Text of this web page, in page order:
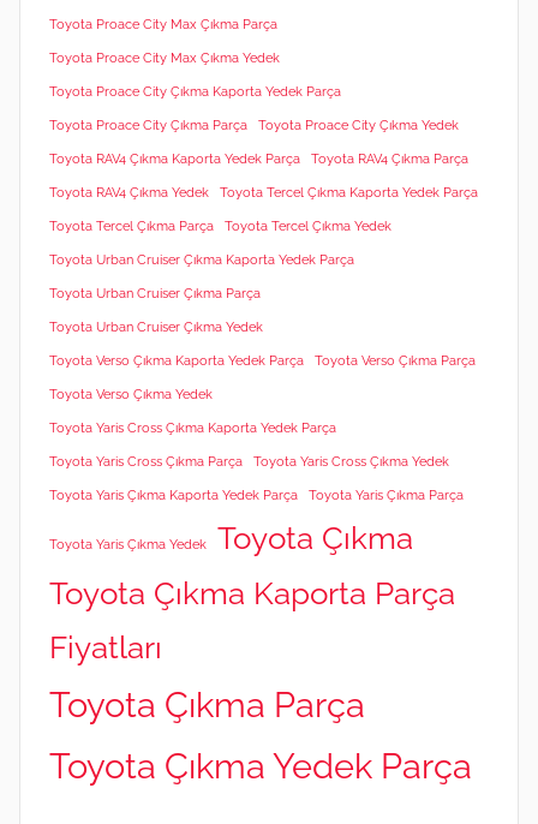
Toyota Proace City Max Çıkma Parça
Toyota Proace City Max Çıkma Yedek
Toyota Proace City Çıkma Kaporta Yedek Parça
Toyota Proace City Çıkma Parça Toyota Proace City Çıkma Yedek
Toyota RAV4 Çıkma Kaporta Yedek Parça Toyota RAV4 Çıkma Parça
Toyota RAV4 Çıkma Yedek Toyota Tercel Çıkma Kaporta Yedek Parça
Toyota Tercel Çıkma Parça Toyota Tercel Çıkma Yedek
Toyota Urban Cruiser Çıkma Kaporta Yedek Parça
Toyota Urban Cruiser Çıkma Parça
Toyota Urban Cruiser Çıkma Yedek
Toyota Verso Çıkma Kaporta Yedek Parça Toyota Verso Çıkma Parça
Toyota Verso Çıkma Yedek
Toyota Yaris Cross Çıkma Kaporta Yedek Parça
Toyota Yaris Cross Çıkma Parça Toyota Yaris Cross Çıkma Yedek
Toyota Yaris Çıkma Kaporta Yedek Parça Toyota Yaris Çıkma Parça
Toyota Yaris Çıkma Yedek
Toyota Çıkma
Toyota Çıkma Kaporta Parça
Fiyatları
Toyota Çıkma Parça
Toyota Çıkma Yedek Parça